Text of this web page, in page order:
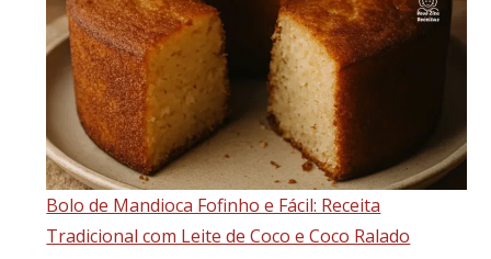
fofinho
tradicional
Bolo de Mandioca Fofinho e Fácil: Receita
Tradicional com Leite de Coco e Coco Ralado